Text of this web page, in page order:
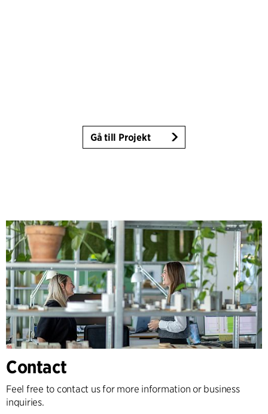
Gå till Projekt
Contact
Feel free to contact us for more information or business
inquiries.